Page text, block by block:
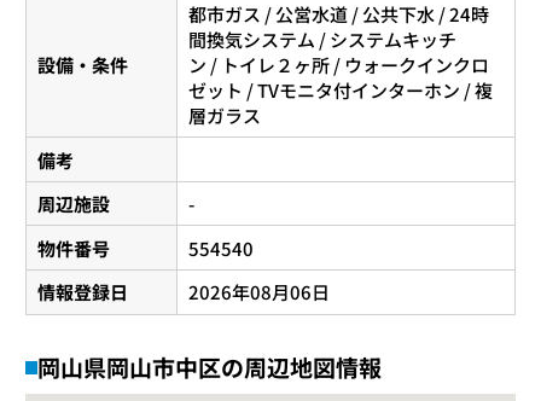
設備・条件
都市ガス / 公営水道 / 公共下水 / 24時
間換気システム / システムキッチ
ン / トイレ２ヶ所 / ウォークインクロ
ゼット / TVモニタ付インターホン / 複
層ガラス
備考
周辺施設
-
物件番号
554540
情報登録日
2026年08月06日
岡山県岡山市中区の周辺地図情報